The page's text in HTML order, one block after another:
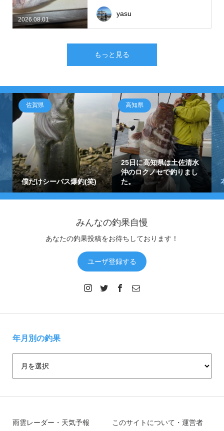
2026.08.01
yasu
もっと見る
佐賀県
僕だけシーバス爆釣(笑)
高知県
25日に高知県は土佐清水
沖のロクノセで釣りまし
た。
みんなの釣果自慢
あなたの釣果投稿をお待ちしております！
ユーザ登録する
年月別の釣果
雨雲レーダー・天気予報 このサイトについて・運営者